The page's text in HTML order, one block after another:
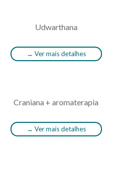
Udwarthana
→ Ver mais detalhes
Craniana + aromaterapia
→ Ver mais detalhes